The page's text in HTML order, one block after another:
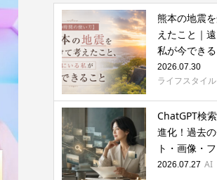
熊本の地震
えたこと｜
私が今でき
2026.07.30
ライフスタイル
ChatGPT検
進化！過去
ト・画像・
2026.07.27 AI